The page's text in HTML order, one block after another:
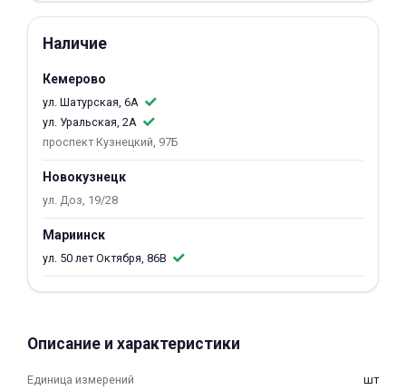
Наличие
Кемерово
ул. Шатурская, 6А
ул. Уральская, 2А
проспект Кузнецкий, 97Б
Новокузнецк
ул. Доз, 19/28
Мариинск
ул. 50 лет Октября, 86В
Описание и характеристики
Единица измерений шт
об оплате Плайтом
раз в 2
недели
8 800 302-02-51
plait.ru